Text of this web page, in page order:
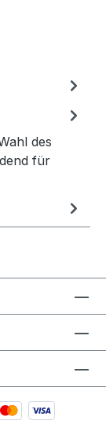
des
für